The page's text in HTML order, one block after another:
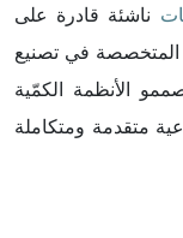
ناشئة قادرة على
المتخصصة في تصنيع
الأنظمة الكمّية
متقدمة ومتكاملة